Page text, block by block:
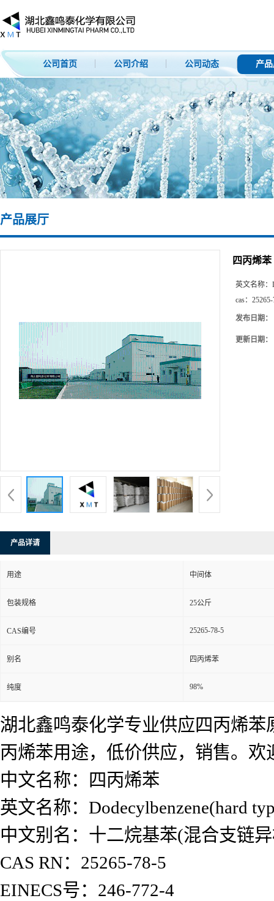
公司首页 公司介绍 公司动态 产
产品展厅
四丙烯苯
英文名称：
cas：
发布日期：
更新日期：
产品详请
用途 中间体
包装规格 25公斤
CAS编号 25265-78-5
别名 四丙烯苯
纯度 98%
湖北鑫鸣泰化学专业供应四丙烯
丙烯苯用途，低价供应，销售。
中文名称：四丙烯苯
英文名称：Dodecylbenzene(hard
中文别名：十二烷基苯(混合支链
CAS RN：25265-78-5
EINECS号：246-772-4